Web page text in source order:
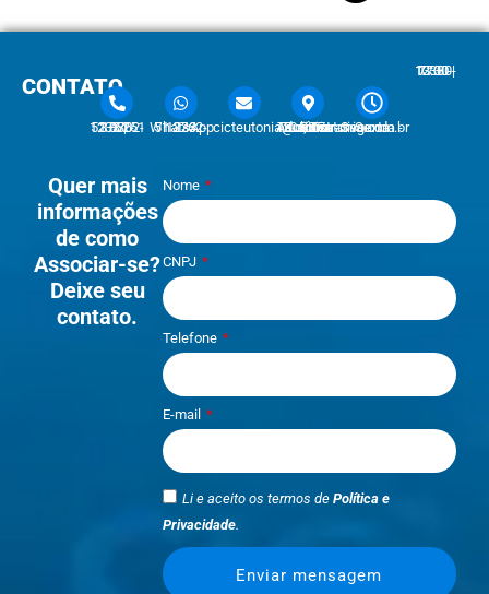
CONTATO
51 3762-1233 | 51 3762-1030 51 3762-1233 WhatsAppcicteutonia@cicteutonia.com.br
Rua Um Sul, 77 - Centro Administrativo Teutônia - RS Segunda - Sexta
7:30 - 12:00 | 13:30 - 17:30
Quer mais
informações
de como
Associar-se?
Deixe seu
contato.
Nome
CNPJ
Telefone
E-mail
Li e aceito os termos de Política e
Privacidade.
Enviar mensagem